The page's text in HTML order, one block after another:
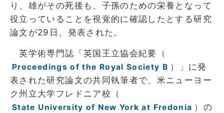
り、雄がその死後も、子孫のための栄養となって
役立っていることを視覚的に確認したとする研究
論文が29日、発表された。
英学術専門誌「英国王立協会紀要（
Proceedings of the Royal Society B ）」に発
表された研究論文の共同執筆者で、米ニューヨー
ク州立大学フレドニア校（
State University of New York at Fredonia ）の